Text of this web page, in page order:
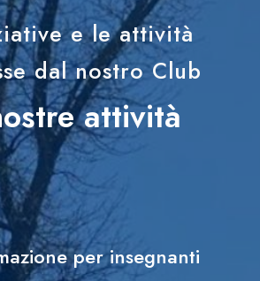
e le attività
dal nostro Club
attività
per insegnanti